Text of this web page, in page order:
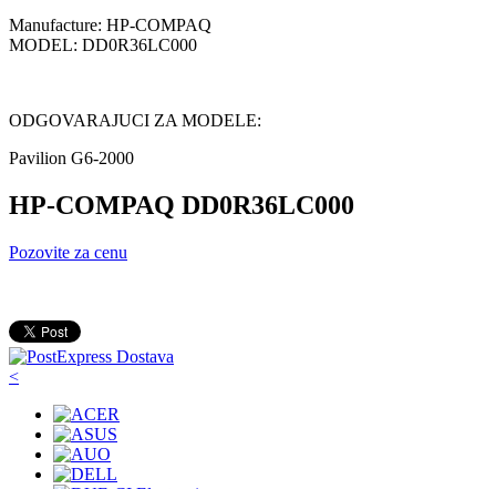
Manufacture: HP-COMPAQ
MODEL: DD0R36LC000
ODGOVARAJUCI ZA MODELE:
Pavilion G6-2000
HP-COMPAQ DD0R36LC000
Pozovite za cenu
<